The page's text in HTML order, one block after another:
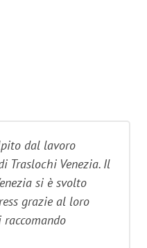
dal lavoro
Traslochi Venezia. Il
si è svolto
grazie al loro
raccomando